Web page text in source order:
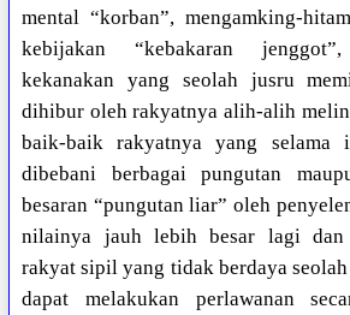
mental “korban”, mengamking-
kebijakan “kebakaran
kekanakan yang seolah jusru
dihibur oleh rakyatnya alih-alih
baik-baik rakyatnya yang selama
dibebani berbagai pungutan
besaran “pungutan liar” oleh
nilainya jauh lebih besar lagi dan
rakyat sipil yang tidak berdaya
dapat melakukan perlawanan